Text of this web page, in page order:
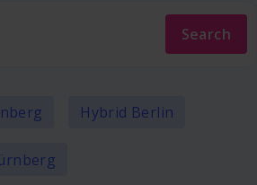
Search
Hybrid Berlin